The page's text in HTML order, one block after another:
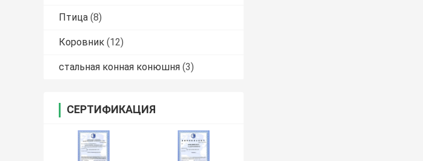
Птица (8)
Коровник (12)
стальная конная конюшня (3)
СЕРТИФИКАЦИЯ